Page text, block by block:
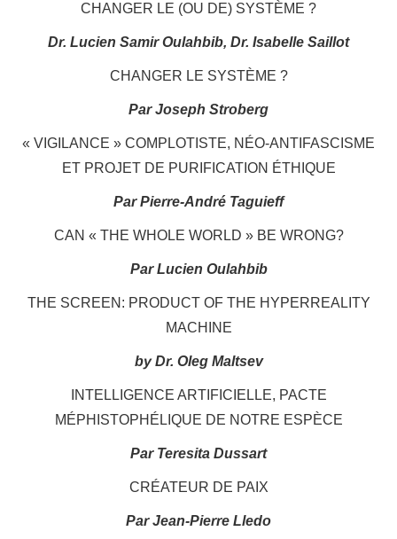
CHANGER LE (OU DE) SYSTÈME ?
Dr. Lucien Samir Oulahbib, Dr. Isabelle Saillot
CHANGER LE SYSTÈME ?
Par Joseph Stroberg
« VIGILANCE » COMPLOTISTE, NÉO-ANTIFASCISME
ET PROJET DE PURIFICATION ÉTHIQUE
Par Pierre-André Taguieff
CAN « THE WHOLE WORLD » BE WRONG?
Par Lucien Oulahbib
THE SCREEN: PRODUCT OF THE HYPERREALITY
MACHINE
by Dr. Oleg Maltsev
INTELLIGENCE ARTIFICIELLE, PACTE
MÉPHISTOPHÉLIQUE DE NOTRE ESPÈCE
Par Teresita Dussart
CRÉATEUR DE PAIX
Par Jean-Pierre Lledo